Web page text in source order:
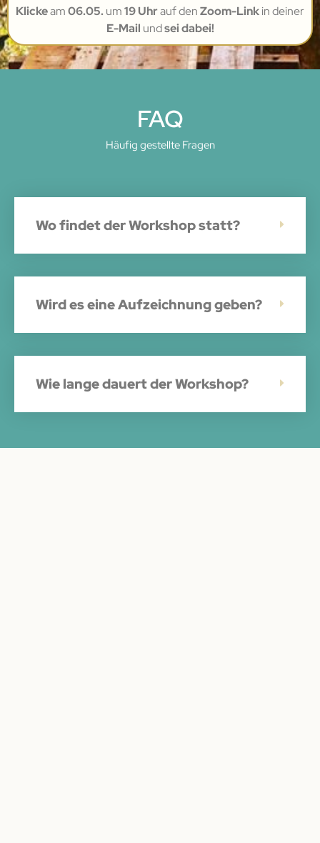
Klickeam06.05.um19 Uhrauf denZoom-Linkin deiner
E-Mail undsei dabei!
FAQ
Häufig gestellte Fragen
Wo findet der Workshop statt?
Wird es eine Aufzeichnung geben?
Wie lange dauert der Workshop?